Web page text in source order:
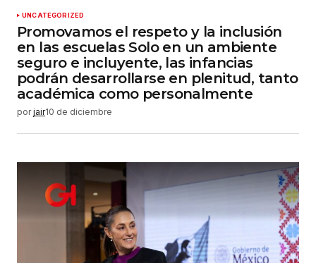
UNCATEGORIZED
Promovamos el respeto y la inclusión
en las escuelas Solo en un ambiente
seguro e incluyente, las infancias
podrán desarrollarse en plenitud, tanto
académica como personalmente
por jair10 de diciembre